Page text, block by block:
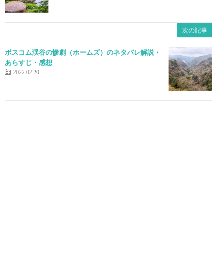
次の記事
ボスコム渓谷の惨劇（ホームズ）のネタバレ解説・
あらすじ・感想
2022.02.20